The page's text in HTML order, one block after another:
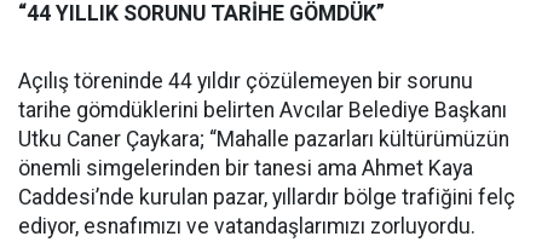
“44 YILLIK SORUNU TARİHE GÖMDÜK”
Açılış töreninde 44 yıldır çözülemeyen bir sorunu
tarihe gömdüklerini belirten Avcılar Belediye Başkanı
Utku Caner Çaykara; “Mahalle pazarları kültürümüzün
önemli simgelerinden bir tanesi ama Ahmet Kaya
Caddesi’nde kurulan pazar, yıllardır bölge trafiğini felç
ediyor, esnafımızı ve vatandaşlarımızı zorluyordu.